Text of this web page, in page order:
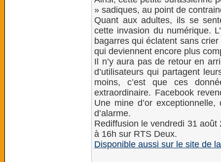
» sadiques, au point de
Quant aux adultes, ils se
cette invasion du numérique.
bagarres qui éclatent sans
qui deviennent encore plus
Il n’y aura pas de retour en
d’utilisateurs qui partagent
moins, c’est que ces
extraordinaire. Facebook
Une mine d’or
d’alarme.
Rediffusion le vendredi 31
à 16h sur RTS Deux.
Disponible aussi sur le site de